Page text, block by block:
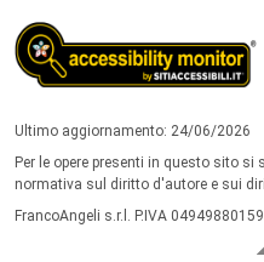
Ultimo aggiornamento: 24/06/2026
Per le opere presenti in questo sito
normativa sul diritto d'autore e sui
FrancoAngeli s.r.l. P.IVA 04949880159